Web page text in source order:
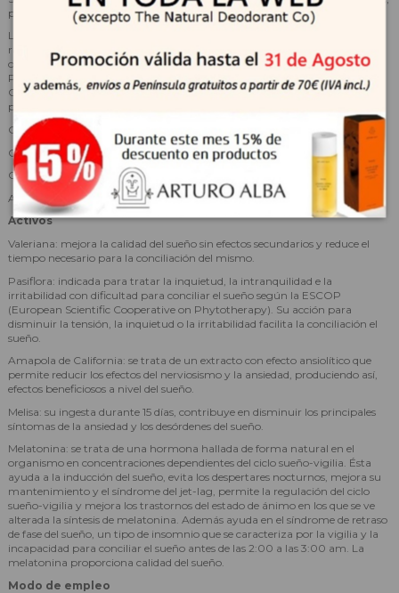
permite la liberación del comprimido en 2 etapas.
La melatonina, que se encuentra en el recubrimiento y es liberada
rápidamente, es una hormona producida de forma natural por nuestro
organismo y desempeña un papel muy importante en el inicio del sueño.
Por otro lado, los extractos naturales de valeriana, pasiflora, amapola de
California y melisa, hallados en el interior del comprimido, son liberados
posteriormente, contribuyendo a la calidad del sueño.
Gracias a su composición:
Contribuye a facilitar la relajación
Contribuye a disminuir los despertares nocturnos
Ayuda a conciliar el sueño
Activos
Valeriana: mejora la calidad del sueño sin efectos secundarios y reduce el
tiempo necesario para la conciliación del mismo.
Pasiflora: indicada para tratar la inquietud, la intranquilidad e la
irritabilidad con dificultad para conciliar el sueño según la ESCOP
(European Scientific Cooperative on Phytotherapy). Su acción para
disminuir la tensión, la inquietud o la irritabilidad facilita la conciliación el
sueño.
Amapola de California: se trata de un extracto con efecto ansiolítico que
permite reducir los efectos del nerviosismo y la ansiedad, produciendo así,
efectos beneficiosos a nivel del sueño.
Melisa: su ingesta durante 15 días, contribuye en disminuir los principales
síntomas de la ansiedad y los desórdenes del sueño.
Melatonina: se trata de una hormona hallada de forma natural en el
organismo en concentraciones dependientes del ciclo sueño-vigilia. Ésta
ayuda a la inducción del sueño, evita los despertares nocturnos, mejora su
mantenimiento y el síndrome del jet-lag, permite la regulación del ciclo
sueño-vigilia y mejora los trastornos del estado de ánimo en los que se ve
alterada la síntesis de melatonina. Además ayuda en el síndrome de retraso
de fase del sueño, un tipo de insomnio que se caracteriza por la vigilia y la
incapacidad para conciliar el sueño antes de las 2:00 a las 3:00 am. La
melatonina proporciona calidad del sueño.
Modo de empleo